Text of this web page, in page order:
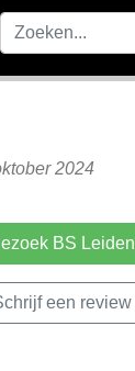
2024
BS Leiden
een review